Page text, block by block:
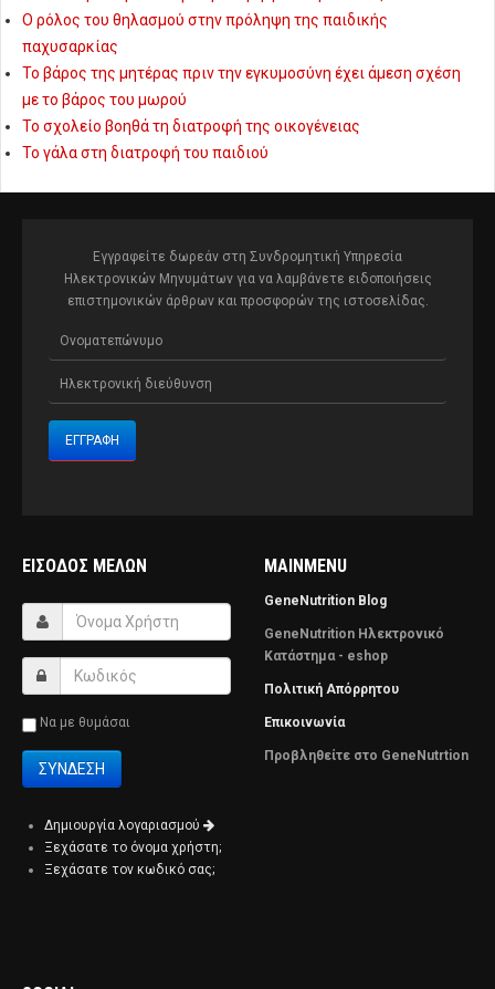
Ο ρόλος του θηλασμού στην πρόληψη της παιδικής
παχυσαρκίας
Το βάρος της μητέρας πριν την εγκυμοσύνη έχει άμεση σχέση
με το βάρος του μωρού
Το σχολείο βοηθά τη διατροφή της οικογένειας
Το γάλα στη διατροφή του παιδιού
Εγγραφείτε δωρεάν στη Συνδρομητική Υπηρεσία
Ηλεκτρονικών Μηνυμάτων για να λαμβάνετε ειδοποιήσεις
επιστημονικών άρθρων και προσφορών της ιστοσελίδας.
ΕΊΣΟΔΟΣ ΜΕΛΏΝ
Να με θυμάσαι
Δημιουργία λογαριασμού
Ξεχάσατε το όνομα χρήστη;
Ξεχάσατε τον κωδικό σας;
MAINMENU
GeneNutrition Blog
GeneNutrition Ηλεκτρονικό
Κατάστημα - eshop
Πολιτική Απόρρητου
Επικοινωνία
Προβληθείτε στο GeneNutrtion